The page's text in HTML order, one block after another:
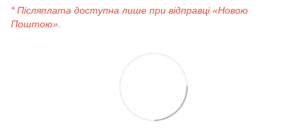
* Післяплата доступна лише при відправці «Новою
Поштою».